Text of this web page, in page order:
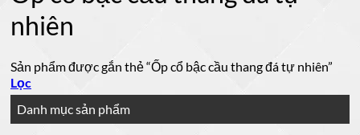
nhiên
Sản phẩm được gắn thẻ “Ốp cổ bậc cầu thang đá tự nhiên”
Lọc
Danh mục sản phẩm